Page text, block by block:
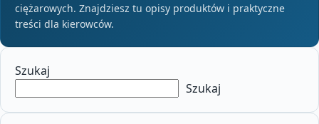
ciężarowych. Znajdziesz tu opisy produktów i praktyczne
treści dla kierowców.
Szukaj
Szukaj